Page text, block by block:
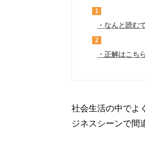
1
なんと読む
2
正解はこち
社会生活の中でよ
ジネスシーンで間